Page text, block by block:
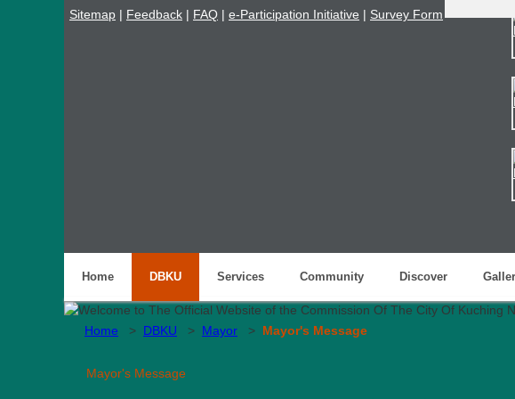
Sitemap | Feedback | FAQ | e-Participation Initiative | Survey Form
Home DBKU Services Community Discover
Home > DBKU > Mayor > Mayor's Message
Mayor's Message